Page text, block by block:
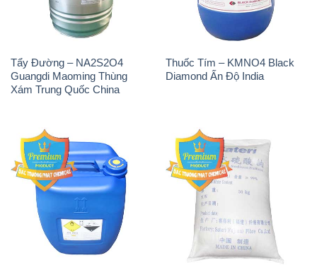
Tẩy Đường – NA2S2O4
Guangdi Maoming Thùng
Xám Trung Quốc China
Thuốc Tím – KMNO4 Black
Diamond Ấn Độ India